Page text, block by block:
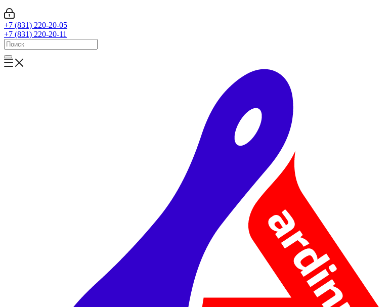
+7 (831) 220-20-05
+7 (831) 220-20-11